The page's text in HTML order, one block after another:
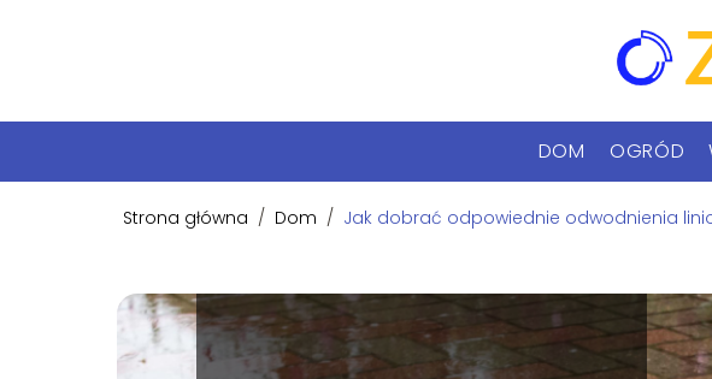
DOM OGRÓD
Strona główna / Dom / Jak dobrać odpowiednie odwodnienia